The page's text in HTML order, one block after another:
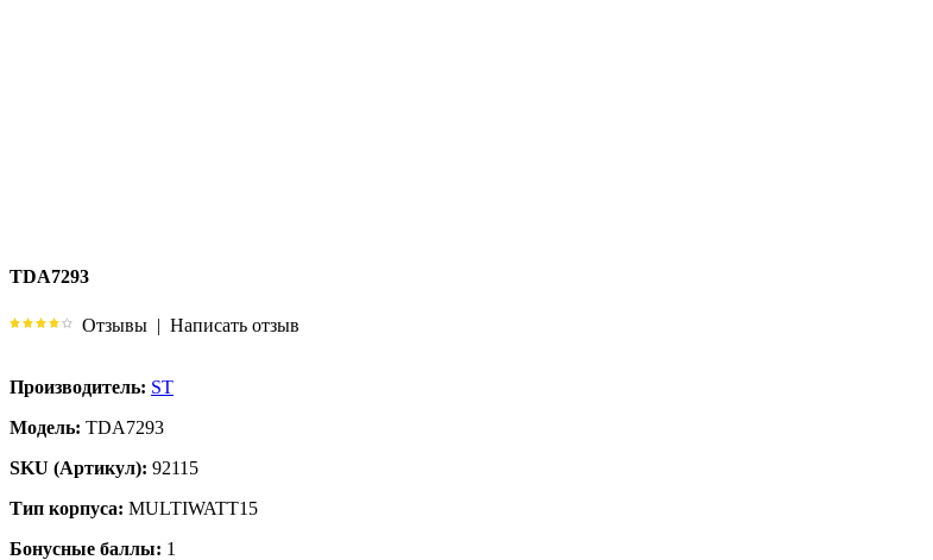
TDA7293
Отзывы | Написать отзыв
Производитель: ST
Модель: TDA7293
SKU (Артикул): 92115
Тип корпуса: MULTIWATT15
Бонусные баллы: 1